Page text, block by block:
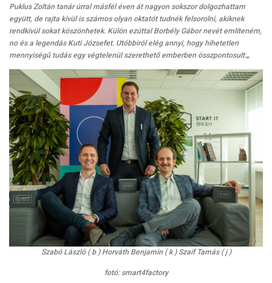
Puklus Zoltán tanár úrral másfél éven át nagyon sokszor dolgozhattam
együtt, de rajta kívül is számos olyan oktatót tudnék felsorolni, akiknek
rendkívül sokat köszönhetek. Külön ezúttal Borbély Gábor nevét említeném,
no és a legendás Kuti Józsefet. Utóbbiról elég annyi, hogy hihetetlen
mennyiségű tudás egy végtelenül szerethető emberben összpontosult.„
Szabó László ( b ) Horváth Benjamin ( k ) Szaif Tamás ( j )
fotó: smart4factory